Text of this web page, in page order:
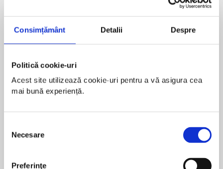
Consimțământ Detalii Despre
Politică cookie-uri
Acest site utilizează cookie-uri pentru a vă asigura cea
mai bună experiență.
consimțământului
Necesare
Preferinţe
brandul trebuie sa fie unul nou lansat sau
relansat pe piata din Romania de maxim
doi ani
originalitate in campaniile de employer
comunicare sustinuta pe tot parcursul
campaniilor (continuarea sau repetarea